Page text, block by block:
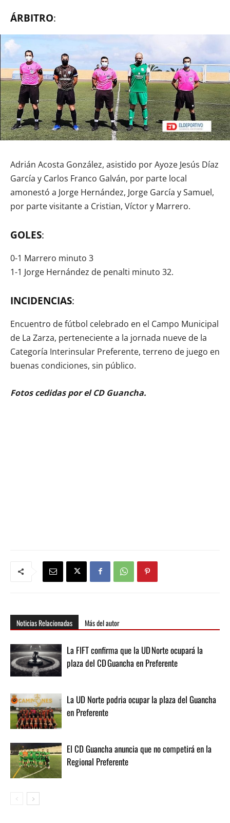
ÁRBITRO:
Adrián Acosta González, asistido por Ayoze Jesús Díaz
García y Carlos Franco Galván, por parte local
amonestó a Jorge Hernández, Jorge García y Samuel,
por parte visitante a Cristian, Víctor y Marrero.
GOLES:
0-1 Marrero minuto 3
1-1 Jorge Hernández de penalti minuto 32.
INCIDENCIAS:
Encuentro de fútbol celebrado en el Campo Municipal
de La Zarza, perteneciente a la jornada nueve de la
Categoría Interinsular Preferente, terreno de juego en
buenas condiciones, sin público.
Fotos cedidas por el CD Guancha.
Noticias Relacionadas Más del autor
La FIFT confirma que la UD Norte ocupará la
plaza del CD Guancha en Preferente
La UD Norte podria ocupar la plaza del Guancha
en Preferente
El CD Guancha anuncia que no competirá en la
Regional Preferente